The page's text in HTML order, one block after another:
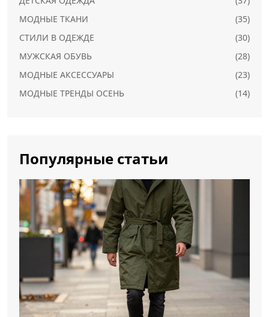
МОДНЫЕ ТКАНИ
(35)
СТИЛИ В ОДЕЖДЕ
(30)
МУЖСКАЯ ОБУВЬ
(28)
МОДНЫЕ АКСЕССУАРЫ
(23)
МОДНЫЕ ТРЕНДЫ ОСЕНЬ
(14)
Популярные статьи